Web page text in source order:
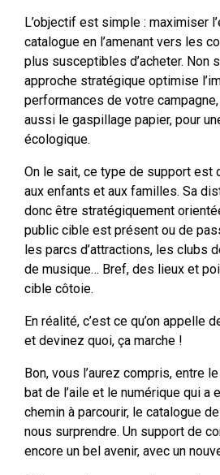
L’objectif est simple : maximiser
catalogue en l’amenant vers les
plus susceptibles d’acheter. Non
approche stratégique optimise
performances de votre
aussi le gaspillage papier, pour
écologique.
On le sait, ce type de support est
aux enfants et aux familles. Sa
donc être stratégiquement
public cible est présent ou de
les parcs d’attractions, les clubs
de musique… Bref, des lieux et
cible côtoie.
En réalité, c’est ce qu’on appelle
et devinez quoi, ça marche !
Bon, vous l’aurez compris, entre
bat de l’aile et le numérique qui a
chemin à parcourir, le catalogue
nous surprendre. Un support de
encore un bel avenir, avec un